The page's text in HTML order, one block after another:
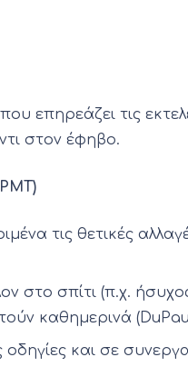
επηρεάζει τις
στον έφηβο.
τις θετικές
στο σπίτι (π.χ.
καθημερινά
και σε